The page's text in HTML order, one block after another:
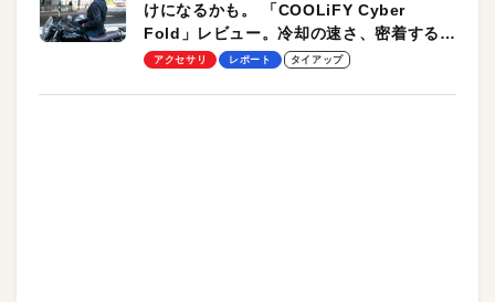
けになるかも。 「COOLiFY Cyber
Fold」レビュー。冷却の速さ、密着する冷
却プレート、シンプルな操作性がグッド！
アクセサリ レポート タイアップ